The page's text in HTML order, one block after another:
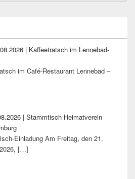
| Kaffeetratsch im Lennebad-
im Café-Restaurant Lennebad –
| Stammtisch Heimatverein
Einladung Am Freitag, den 21.
[…]